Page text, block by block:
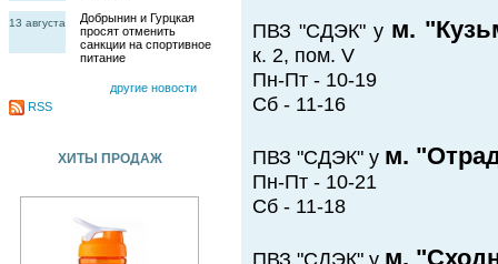
13 августа
Добрынин и Гурцкая
просят отменить
санкции на спортивное
питание
другие новости
RSS
ХИТЫ ПРОДАЖ
ПВЗ "СДЭК" у м.
к. 2, пом. V
Пн-Пт - 10-19
Сб - 11-16
ПВЗ "СДЭК" у м.
Пн-Пт - 10-21
Сб - 11-18
ПВЗ "СДЭК" у м.